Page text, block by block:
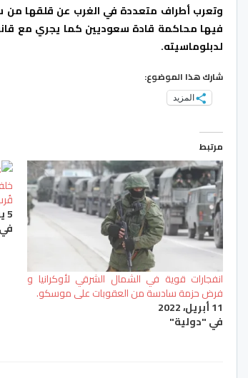
وتعرب أطراف متعددة في الغرب عن قلقها من
فيها محاكمة قادة سعوديين كما يجري مع
لدبلوماسيته.
شارك هذا الموضوع:
المزيد
مرتبط
انفجارات قوية في الشمال الشرقي لأوكرانيا و
فرض حزمة سادسة من العقوبات على موسكو.
11 أبريل، 2022
في "دولية"
5 يوليو، 2016